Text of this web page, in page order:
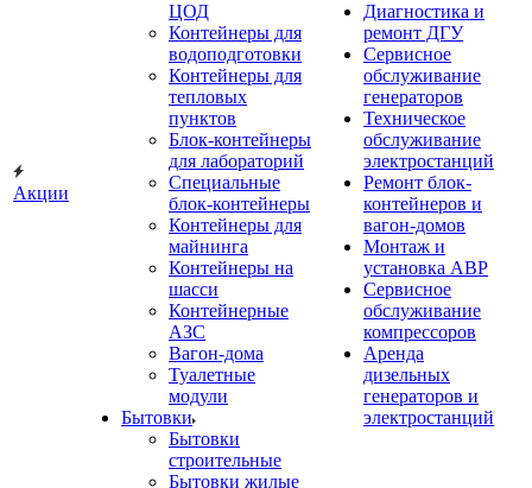
Акции
ЦОД
Контейнеры для
водоподготовки
Контейнеры для
тепловых
пунктов
Блок-контейнеры
для лабораторий
Специальные
блок-контейнеры
Контейнеры для
майнинга
Контейнеры на
шасси
Контейнерные
АЗС
Вагон-дома
Туалетные
модули
Бытовки
Бытовки
строительные
Бытовки жилые
Диагностика и
ремонт ДГУ
Сервисное
обслуживание
генераторов
Техническое
обслуживание
электростанций
Ремонт блок-
контейнеров и
вагон-домов
Монтаж и
установка АВР
Сервисное
обслуживание
компрессоров
Аренда
дизельных
генераторов и
электростанций